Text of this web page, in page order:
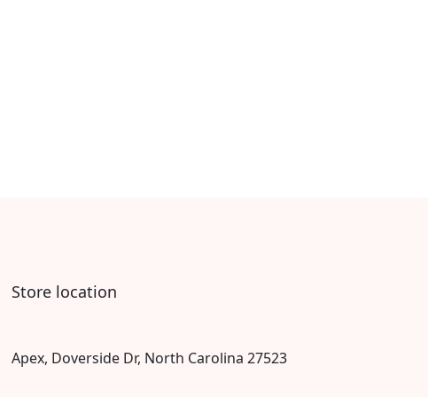
Store location
Apex, Doverside Dr, North Carolina 27523